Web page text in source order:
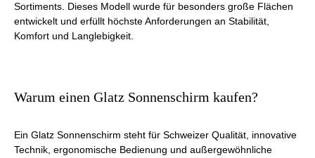
Sortiments. Dieses Modell wurde für besonders große Flächen
entwickelt und erfüllt höchste Anforderungen an Stabilität,
Komfort und Langlebigkeit.
Warum einen Glatz Sonnenschirm kaufen?
Ein Glatz Sonnenschirm steht für Schweizer Qualität, innovative
Technik, ergonomische Bedienung und außergewöhnliche